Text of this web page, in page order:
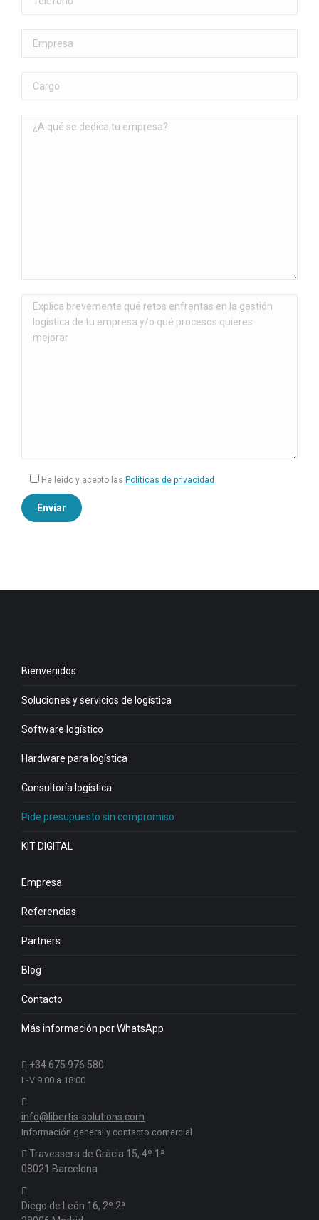
He leído y acepto las Políticas de privacidad
Bienvenidos
Soluciones y servicios de logística
Software logístico
Hardware para logística
Consultoría logística
Pide presupuesto sin compromiso
KIT DIGITAL
Empresa
Referencias
Partners
Blog
Contacto
Más información por WhatsApp
+34 675 976 580
L-V 9:00 a 18:00
info@libertis-solutions.com
Información general y contacto comercial
Travessera de Gràcia 15, 4º 1ª
08021 Barcelona
Diego de León 16, 2º 2ª